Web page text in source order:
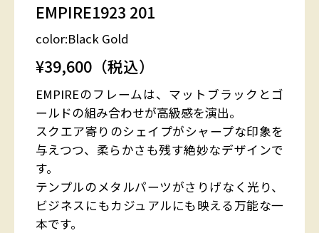
EMPIRE1923 201
color:Black Gold
¥39,600（税込）
EMPIREのフレームは、マットブラックとゴ
ールドの組み合わせが高級感を演出。
スクエア寄りのシェイプがシャープな印象を
与えつつ、柔らかさも残す絶妙なデザインで
す。
テンプルのメタルパーツがさりげなく光り、
ビジネスにもカジュアルにも映える万能な一
本です。